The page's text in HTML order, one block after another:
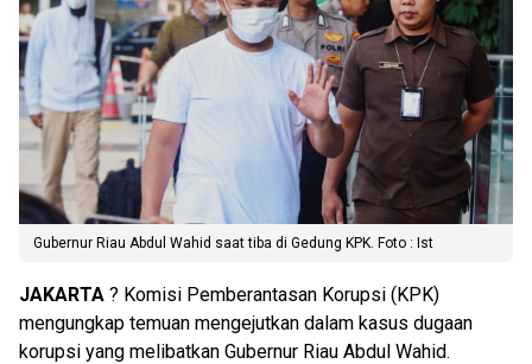
Gubernur Riau Abdul Wahid saat tiba di Gedung KPK. Foto : Ist
JAKARTA ? Komisi Pemberantasan Korupsi (KPK)
mengungkap temuan mengejutkan dalam kasus dugaan
korupsi yang melibatkan Gubernur Riau Abdul Wahid.